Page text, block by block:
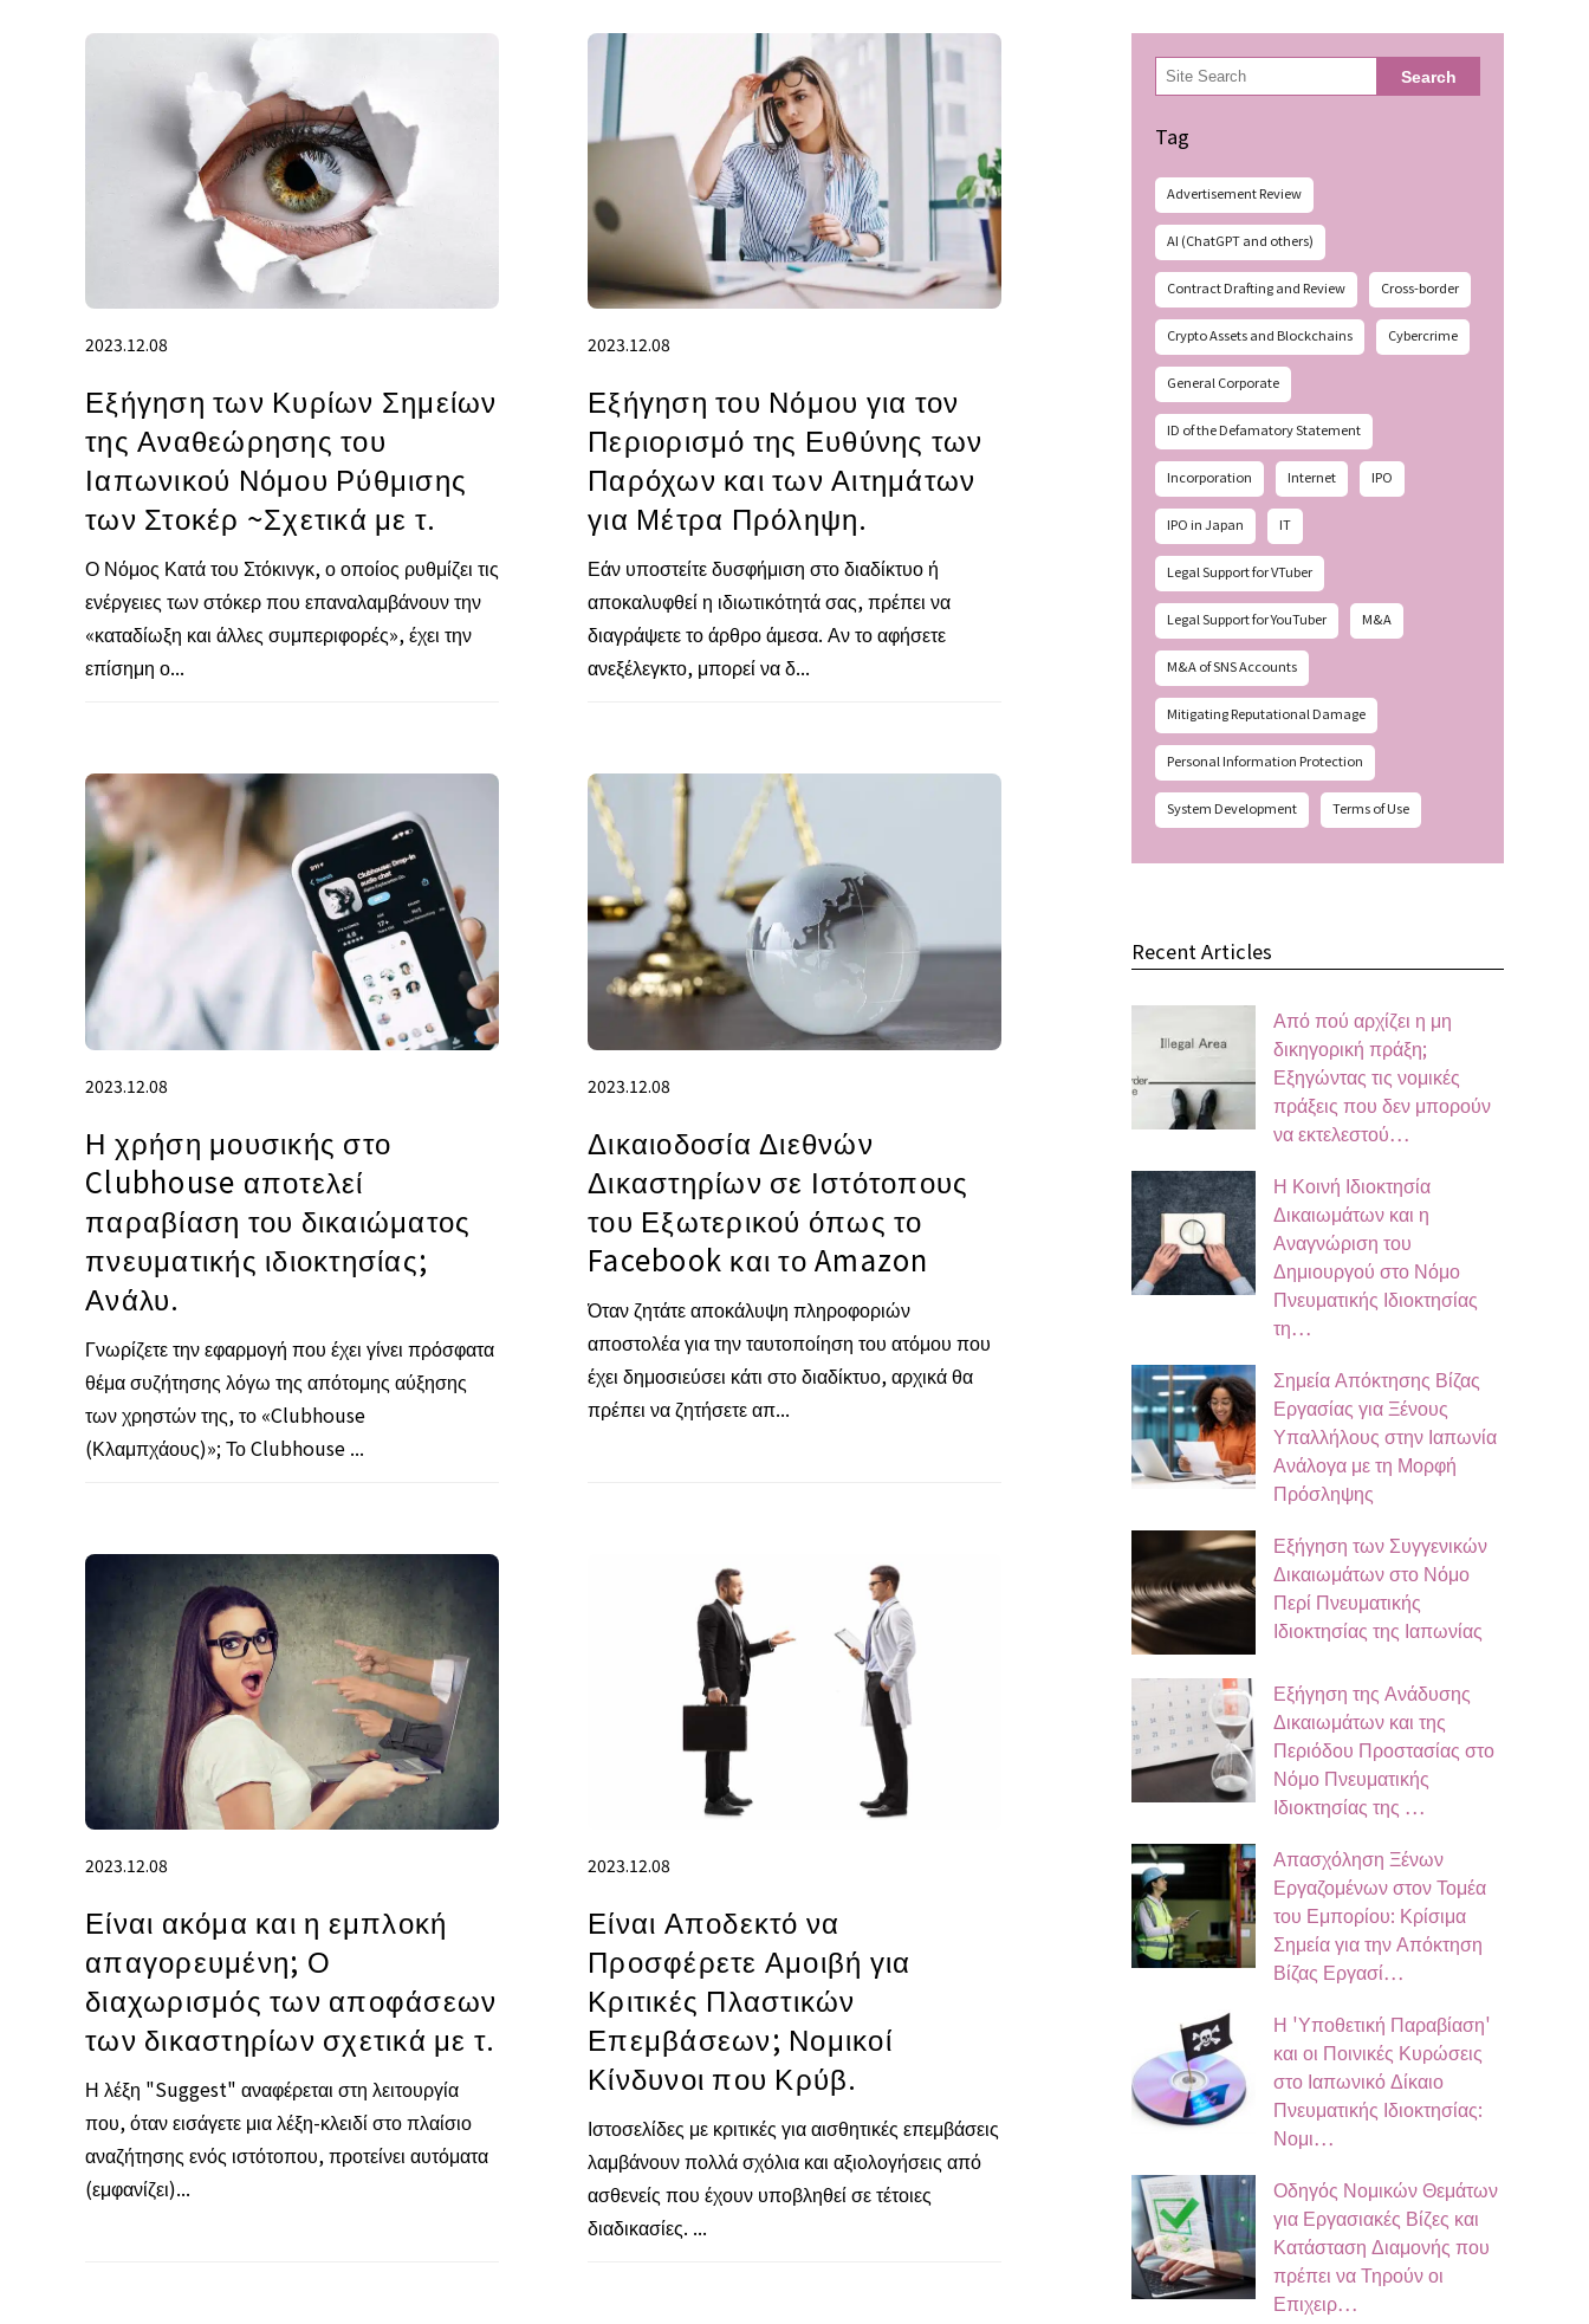
2023.12.08
Εξήγηση των Κυρίων Σημείων
της Αναθεώρησης του
Ιαπωνικού Νόμου Ρύθμισης
των Στοκέρ ~Σχετικά με τ.
Ο Νόμος Κατά του Στόκινγκ, ο οποίος ρυθμίζει τις
ενέργειες των στόκερ που επαναλαμβάνουν την
«καταδίωξη και άλλες συμπεριφορές», έχει την
επίσημη ο...
2023.12.08
Εξήγηση του Νόμου για τον
Περιορισμό της Ευθύνης των
Παρόχων και των Αιτημάτων
για Μέτρα Πρόληψη.
Εάν υποστείτε δυσφήμιση στο διαδίκτυο ή
αποκαλυφθεί η ιδιωτικότητά σας, πρέπει να
διαγράψετε το άρθρο άμεσα. Αν το αφήσετε
ανεξέλεγκτο, μπορεί να δ...
2023.12.08
Η χρήση μουσικής στο
Clubhouse αποτελεί
παραβίαση του δικαιώματος
πνευματικής ιδιοκτησίας;
Ανάλυ.
Γνωρίζετε την εφαρμογή που έχει γίνει πρόσφατα
θέμα συζήτησης λόγω της απότομης αύξησης
των χρηστών της, το «Clubhouse
(Κλαμπχάους)»; Το Clubhouse ...
2023.12.08
Δικαιοδοσία Διεθνών
Δικαστηρίων σε Ιστότοπους
του Εξωτερικού όπως το
Facebook και το Amazon
Όταν ζητάτε αποκάλυψη πληροφοριών
αποστολέα για την ταυτοποίηση του ατόμου που
έχει δημοσιεύσει κάτι στο διαδίκτυο, αρχικά θα
πρέπει να ζητήσετε απ...
2023.12.08
Είναι ακόμα και η εμπλοκή
απαγορευμένη; Ο
διαχωρισμός των αποφάσεων
των δικαστηρίων σχετικά με τ.
Η λέξη "Suggest" αναφέρεται στη λειτουργία
που, όταν εισάγετε μια λέξη-κλειδί στο πλαίσιο
αναζήτησης ενός ιστότοπου, προτείνει αυτόματα
(εμφανίζει)...
2023.12.08
Είναι Αποδεκτό να
Προσφέρετε Αμοιβή για
Κριτικές Πλαστικών
Επεμβάσεων; Νομικοί
Κίνδυνοι που Κρύβ.
Ιστοσελίδες με κριτικές για αισθητικές επεμβάσεις
λαμβάνουν πολλά σχόλια και αξιολογήσεις από
ασθενείς που έχουν υποβληθεί σε τέτοιες
διαδικασίες. ...
検
索 Search
Tag
Advertisement Review
AI (ChatGPT and others)
Contract Drafting and Review Cross-border
Crypto Assets and Blockchains Cybercrime
General Corporate
ID of the Defamatory Statement
Incorporation Internet IPO
IPO in Japan IT
Legal Support for VTuber
Legal Support for YouTuber M&A
M&A of SNS Accounts
Mitigating Reputational Damage
Personal Information Protection
System Development Terms of Use
Recent Articles
Από πού αρχίζει η μη
δικηγορική πράξη;
Εξηγώντας τις νομικές
πράξεις που δεν μπορούν
να εκτελεστού…
Η Κοινή Ιδιοκτησία
Δικαιωμάτων και η
Αναγνώριση του
Δημιουργού στο Νόμο
Πνευματικής Ιδιοκτησίας
τη…
Σημεία Απόκτησης Βίζας
Εργασίας για Ξένους
Υπαλλήλους στην Ιαπωνία
Ανάλογα με τη Μορφή
Πρόσληψης
Εξήγηση των Συγγενικών
Δικαιωμάτων στο Νόμο
Περί Πνευματικής
Ιδιοκτησίας της Ιαπωνίας
Εξήγηση της Ανάδυσης
Δικαιωμάτων και της
Περιόδου Προστασίας στο
Νόμο Πνευματικής
Ιδιοκτησίας της …
Απασχόληση Ξένων
Εργαζομένων στον Τομέα
του Εμπορίου: Κρίσιμα
Σημεία για την Απόκτηση
Βίζας Εργασί…
Η 'Υποθετική Παραβίαση'
και οι Ποινικές Κυρώσεις
στο Ιαπωνικό Δίκαιο
Πνευματικής Ιδιοκτησίας:
Νομι…
Οδηγός Νομικών Θεμάτων
για Εργασιακές Βίζες και
Κατάσταση Διαμονής που
πρέπει να Τηρούν οι
Επιχειρ…